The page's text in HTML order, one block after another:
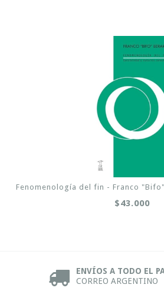
Fenomenología del fin - Franco
$43.000
ENVÍOS A TODO EL
CORREO ARGENTINO